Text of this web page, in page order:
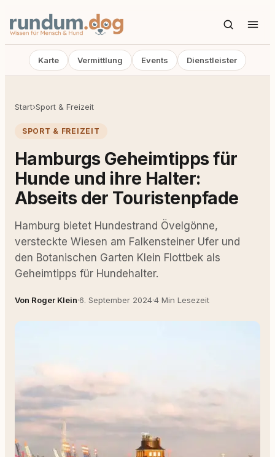
Karte Vermittlung Events Dienstleister
Start›Sport & Freizeit
SPORT & FREIZEIT
Hamburgs Geheimtipps für
Hunde und ihre Halter:
Abseits der Touristenpfade
Hamburg bietet Hundestrand Övelgönne,
versteckte Wiesen am Falkensteiner Ufer und
den Botanischen Garten Klein Flottbek als
Geheimtipps für Hundehalter.
Von Roger Klein·6. September 2024·4 Min Lesezeit